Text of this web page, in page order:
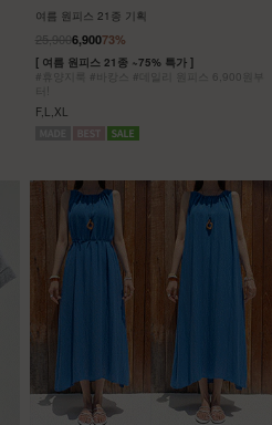
KO62-T-20/위겟 박스반팔티_DY
19,900
[55-100] 가볍고 시원한 원단은 물론
피부에 달라붙지 않아 하루종일 쾌적해!
F,L